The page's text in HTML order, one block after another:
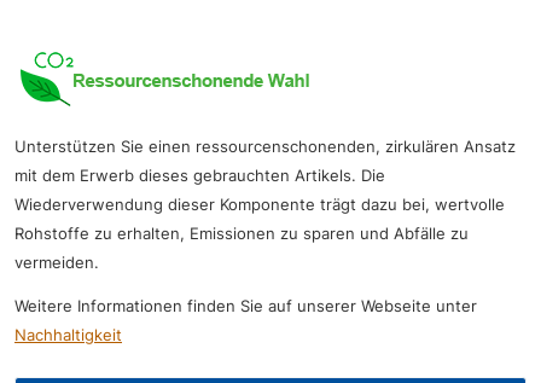
Unterstützen Sie einen ressourcenschonenden, zirkulären Ansatz
mit dem Erwerb dieses gebrauchten Artikels. Die
Wiederverwendung dieser Komponente trägt dazu bei, wertvolle
Rohstoffe zu erhalten, Emissionen zu sparen und Abfälle zu
vermeiden.
Weitere Informationen finden Sie auf unserer Webseite unter
Nachhaltigkeit